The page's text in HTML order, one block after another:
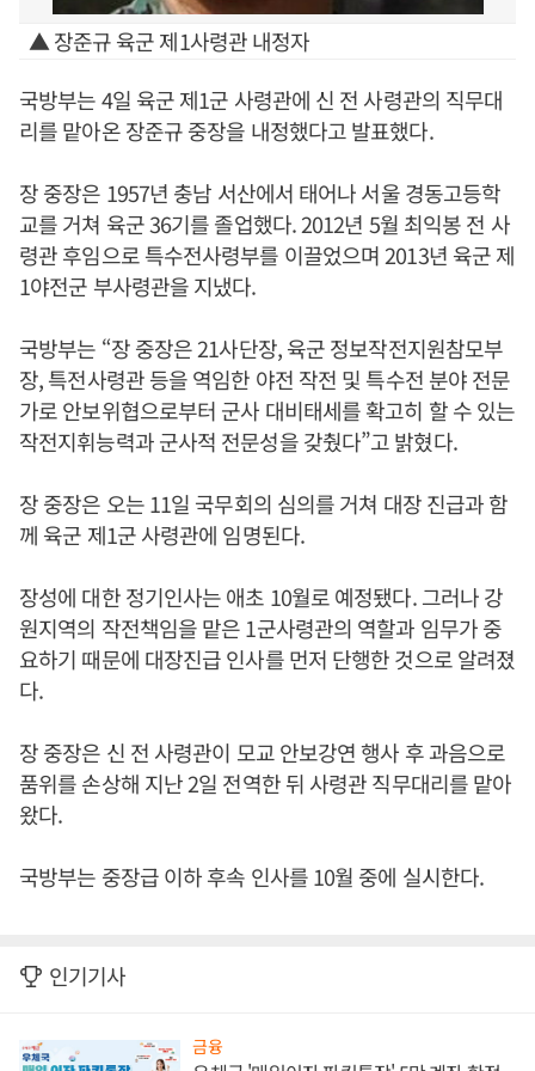
▲ 장준규 육군 제1사령관 내정자
국방부는 4일 육군 제1군 사령관에 신 전 사령관의 직무대
리를 맡아온 장준규 중장을 내정했다고 발표했다.
장 중장은 1957년 충남 서산에서 태어나 서울 경동고등학
교를 거쳐 육군 36기를 졸업했다. 2012년 5월 최익봉 전 사
령관 후임으로 특수전사령부를 이끌었으며 2013년 육군 제
1야전군 부사령관을 지냈다.
국방부는 “장 중장은 21사단장, 육군 정보작전지원참모부
장, 특전사령관 등을 역임한 야전 작전 및 특수전 분야 전문
가로 안보위협으로부터 군사 대비태세를 확고히 할 수 있는
작전지휘능력과 군사적 전문성을 갖췄다”고 밝혔다.
장 중장은 오는 11일 국무회의 심의를 거쳐 대장 진급과 함
께 육군 제1군 사령관에 임명된다.
장성에 대한 정기인사는 애초 10월로 예정됐다. 그러나 강
원지역의 작전책임을 맡은 1군사령관의 역할과 임무가 중
요하기 때문에 대장진급 인사를 먼저 단행한 것으로 알려졌
다.
장 중장은 신 전 사령관이 모교 안보강연 행사 후 과음으로
품위를 손상해 지난 2일 전역한 뒤 사령관 직무대리를 맡아
왔다.
국방부는 중장급 이하 후속 인사를 10월 중에 실시한다.
인기기사
금융